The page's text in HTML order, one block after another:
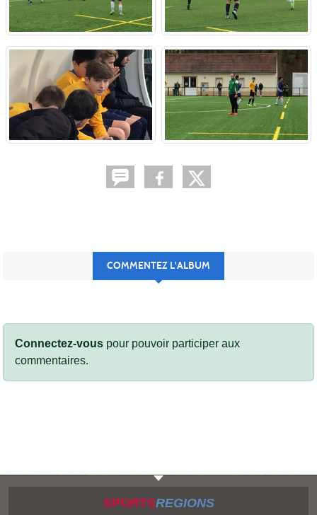
COMMENTEZ L'ALBUM
Connectez-vous pour pouvoir participer aux
commentaires.
SPORTSREGIONS